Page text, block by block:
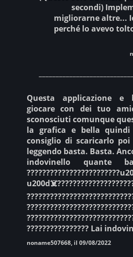
secondi)
migliorarne altre...
perché lo avevo
Questa applicazione e
giocare con dei tuo
sconosciuti comunque
la grafica e bella
consiglio di scaricarlo
leggendo basta. Basta.
indovinello quante
???????????????? Lai
noname507668, il 09/08/2022